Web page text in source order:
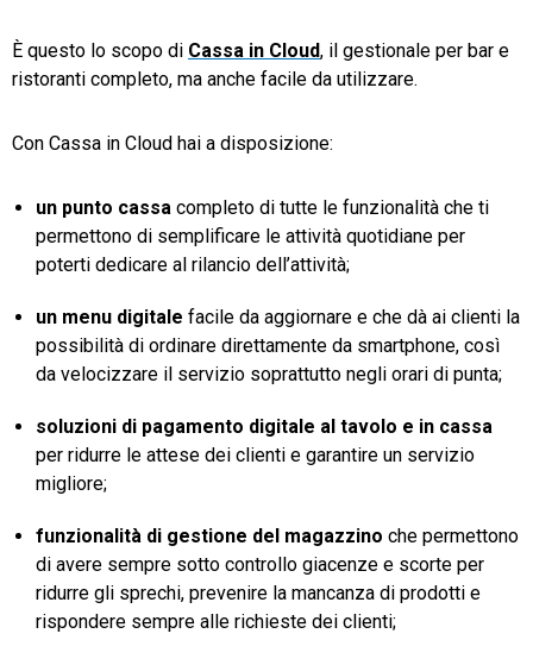
È questo lo scopo di Cassa in Cloud, il gestionale per bar e
ristoranti completo, ma anche facile da utilizzare.
Con Cassa in Cloud hai a disposizione:
un punto cassa completo di tutte le funzionalità che ti
permettono di semplificare le attività quotidiane per
poterti dedicare al rilancio dell’attività;
un menu digitale facile da aggiornare e che dà ai clienti la
possibilità di ordinare direttamente da smartphone, così
da velocizzare il servizio soprattutto negli orari di punta;
soluzioni di pagamento digitale al tavolo e in cassa
per ridurre le attese dei clienti e garantire un servizio
migliore;
funzionalità di gestione del magazzino che permettono
di avere sempre sotto controllo giacenze e scorte per
ridurre gli sprechi, prevenire la mancanza di prodotti e
rispondere sempre alle richieste dei clienti;